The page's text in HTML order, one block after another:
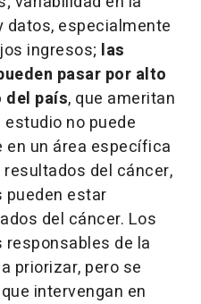
datos, especialmente
ingresos; las
pasar por alto
país, que ameritan
no puede
un área específica
del cáncer,
estar
del cáncer. Los
de la
priorizar, pero se
intervengan en